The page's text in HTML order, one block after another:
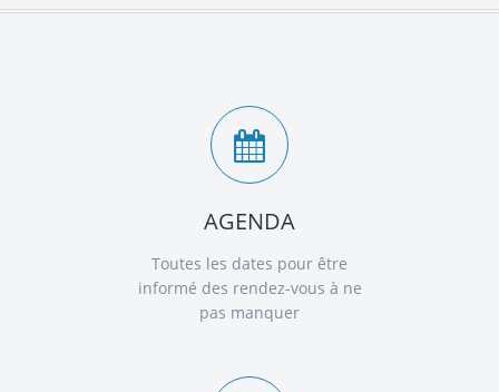
AGENDA
Toutes les dates pour être
informé des rendez-vous à ne
pas manquer